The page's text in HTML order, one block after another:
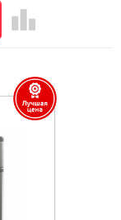
leaderboard